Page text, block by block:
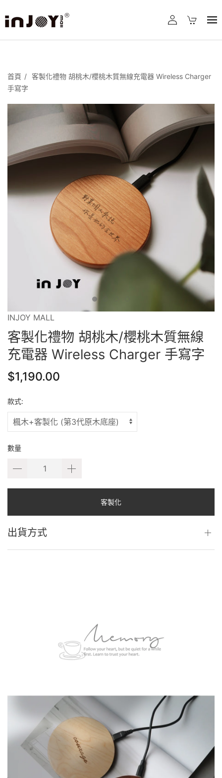
首頁
客製化禮物 胡桃木/櫻桃木質無線充電器 Wireless Charger
手寫字
INJOY MALL
客製化禮物 胡桃木/櫻桃木質無線
充電器 Wireless Charger 手寫字
$1,190.00
款式:
數量
客製化
出貨方式